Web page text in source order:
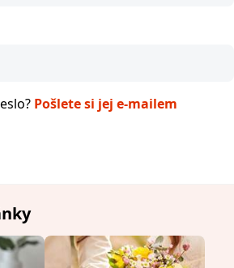
Pošlete si jej e-mailem